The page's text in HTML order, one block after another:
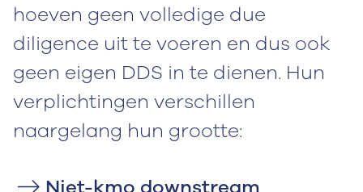
hoeven geen volledige due
diligence uit te voeren en dus ook
geen eigen DDS in te dienen. Hun
verplichtingen verschillen
naargelang hun grootte: